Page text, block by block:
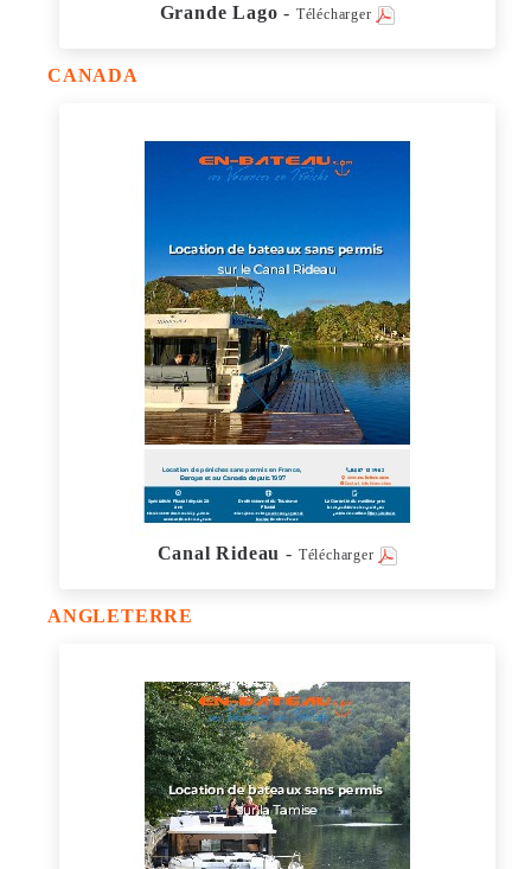
Grande Lago - Télécharger
CANADA
Canal Rideau - Télécharger
ANGLETERRE